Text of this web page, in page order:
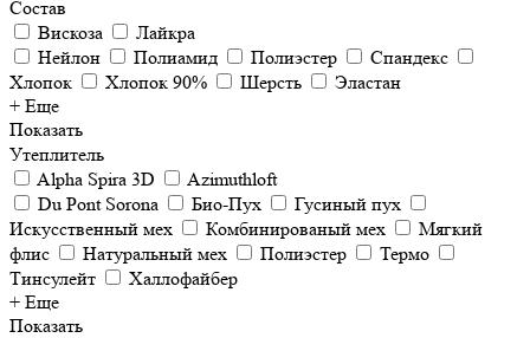
Состав
Вискоза
Лайкра
Нейлон
Полиамид Полиэстер
Спандекс
Хлопок
Хлопок 90% Шерсть
Эластан
+ Еще
Показать
Утеплитель
Alpha Spira 3D
Azimuthloft
Du Pont Sorona
Био-Пух
Гусиный пух
Искусственный мех
Комбинированый мех
Мягкий
флис
Натуральный мех Полиэстер
Термо
Тинсулейт
Халлофайбер
+ Еще
Показать